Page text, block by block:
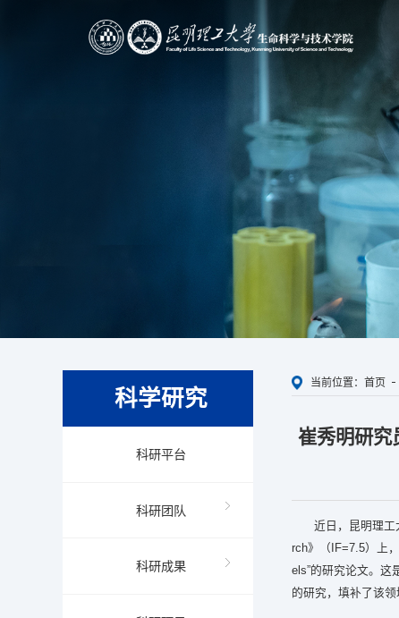
科学研究
科研平台
科研团队
科研成果
当前位置：首页
崔秀明研
近日，昆明理
rch》（IF=7.5）上
els”的研究论文。这
的研究，填补了该领